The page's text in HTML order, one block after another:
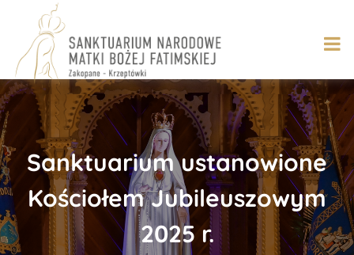
content
Sanktuarium ustanowione
Kościołem Jubileuszowym
2025 r.